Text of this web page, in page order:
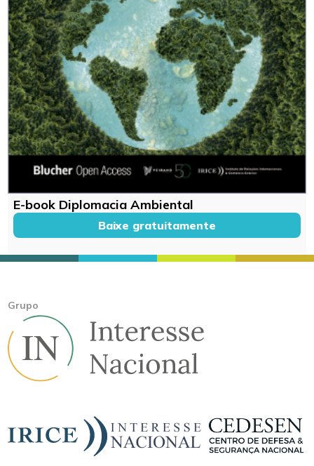
E-book Diplomacia Ambiental
Baixe gratuitamente
Grupo